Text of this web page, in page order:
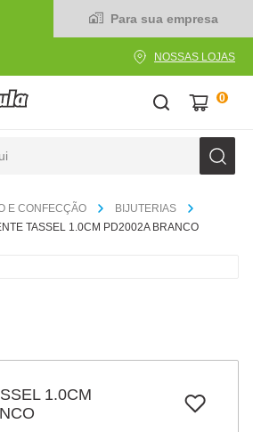
Para sua empresa
NOSSAS LOJAS
0
E CONFECÇÃO
BIJUTERIAS
TASSEL 1.0CM PD2002A BRANCO
1.0CM